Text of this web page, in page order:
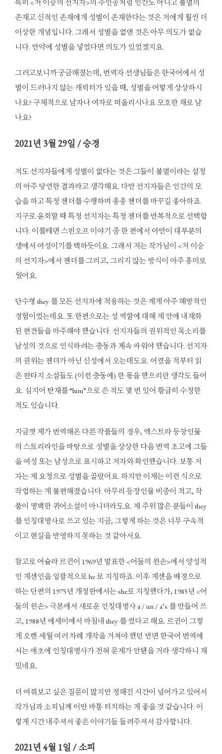
특히 <저 이승의 선지자>의 주인공처럼 인간도 아니고 불멸의
존재고 신적인 존재에게 성별이 존재한다는 것은 저에게 훨씬 더
이상한 개념입니다. 그래서 성별을 없앤 것은 아무 의도가 없습
니다. 만약에 성별을 넣었다면 의도가 있었겠지요.
그러고보니까 궁금해졌는데, 번역자 선생님들은 한국어에서 성
별이 드러나지 않는 캐릭터가 있을 때, 성별을 어떻게 상상하시
나요? 구체적으로 남자나 여자로 떠올리시나요 모호한 채로 남
나요?
2021년 3월 29일 / 승경
저도 선지자들에게 성별이 없다는 것은 그들이 불멸이라는 설정
의 아주 당연한 결과라고 생각해요. 다만 선지자들은 인간의 모
습을 하고 특정 젠더를 수행하며 종종 젠더를 바꾸길 좋아하죠.
지구로 윤회할 때 특정 선지자는 특정 젠더를 반복적으로 선택합
니다. 이를테면 스핀오프 이야기 중 한 편에서 아만이 대부분의
생에서 여성이기를 택하듯이요. 그래서 저는 작가님이 <저 이승
의 선지자>에서 젠더를 그리고, 그리지 않는 방식이 아주 흥미로
웠어요.
단수형 they 를 모든 선지자에 적용하는 것은 제게 아주 해방적인
경험이었는데요. 또 한편으로는 성 역할에 대해 제 안에 내재화
된 편견들을 마주해야 했습니다. 선지자들의 권위적인 목소리를
남성의 것으로 인식하려는 충동과 계속 싸워야 했습니다. 선지자
의 권위는 젠더가 아닌 신성에서 오는데도요. 어렸을 적부터 읽
은 판타지 소설들도 (이런 충동에) 한 몫을 했으리란 생각도 들어
요. 심지어 탄재를 “him”으로 쓴 적도 몇 번 있어 황급히 수정한
적도 있습니다.
지금껏 제가 번역해온 다른 작품들의 경우, 엑스트라 등장인물
의 스토리라인을 바탕으로 성별을 상상한 다음 번역 초고에 그들
을 여성 또는 남성으로 표시하고 저자와 확인했습니다. 보통 저
자는 제 요청으로 성별을 골랐어요. 하지만 이제는 이런 식으로
작업하는 게 불편해졌습니다. 아무리 등장인물 비중이 적고, 작
품이 명백한 퀴어소설이 아니더라도요. 제 주위 많은 분들이 they
를 인칭대명사로 쓰고 있는 지금, 그렇게 하는 것은 너무 구속적
이고 현실을 반영하지 못하는 것 같아서요.
참고로 어슐라 르귄이 1969년 발표한 <어둠의 왼손>에서 양성적
인 게센인을 일괄적으로 he 로 지칭하죠. 이후 게센을 배경으로
하는 단편의 1975년 개정판에서는 she로 지칭했다가, 1985년 <어
둠의 왼손> 극본에서 새로운 인칭대명사 a / un / a’s 를 만들어 쓰
고, 1988년 에세이에서 마침내 they 를 썼다고 해요. 르귄이 그렇
게 오랜 세월 여러 차례 개작을 거쳐야 했던 반면 한국어 번역에
서는 애초에 인칭대명사가 전혀 문제가 안됐을 거라 생각하니 재
밌네요.
더 여쭤보고 싶은 질문이 많지만 정해진 시간이 넘어가고 있어서
작가님과 소피님께 이만 바통 터치하는 게 좋을 것 같습니다. 이
렇게 시간 내주셔서 좋은 이야기들 들려주셔서 감사합니다.
2021년 4월 1일 / 소피